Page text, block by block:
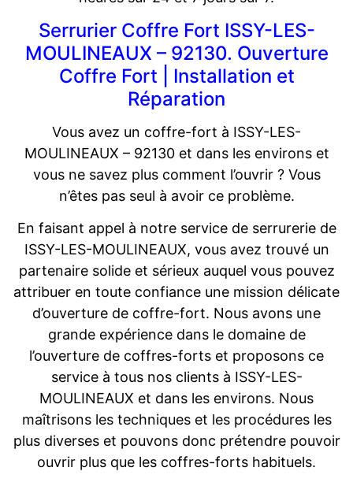
Serrurier Coffre Fort ISSY-LES-
MOULINEAUX – 92130. Ouverture
Coffre Fort | Installation et
Réparation
Vous avez un coffre-fort à ISSY-LES-
MOULINEAUX – 92130 et dans les environs et
vous ne savez plus comment l’ouvrir ? Vous
n’êtes pas seul à avoir ce problème.
En faisant appel à notre service de serrurerie de
ISSY-LES-MOULINEAUX, vous avez trouvé un
partenaire solide et sérieux auquel vous pouvez
attribuer en toute confiance une mission délicate
d’ouverture de coffre-fort. Nous avons une
grande expérience dans le domaine de
l’ouverture de coffres-forts et proposons ce
service à tous nos clients à ISSY-LES-
MOULINEAUX et dans les environs. Nous
maîtrisons les techniques et les procédures les
plus diverses et pouvons donc prétendre pouvoir
ouvrir plus que les coffres-forts habituels.